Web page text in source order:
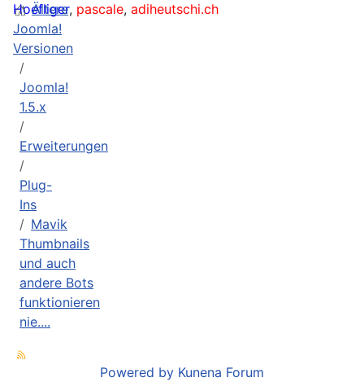
Hoefliger, pascale, adiheutschi.ch
Ältere
Joomla!
Versionen
Joomla!
1.5.x
Erweiterungen
Plug-
Ins
Mavik
Thumbnails
und auch
andere Bots
funktionieren
nie....
Powered by Kunena Forum